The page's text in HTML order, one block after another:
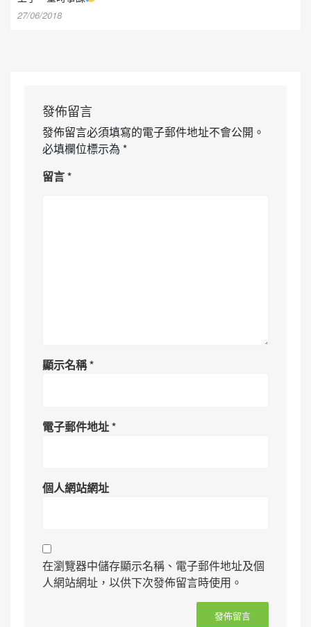
27/06/2018
發佈留言
發佈留言必須填寫的電子郵件地址不會公開。
必填欄位標示為 *
留言*
顯示名稱*
電子郵件地址*
個人網站網址
在瀏覽器中儲存顯示名稱、電子郵件地址及個
人網站網址，以供下次發佈留言時使用。